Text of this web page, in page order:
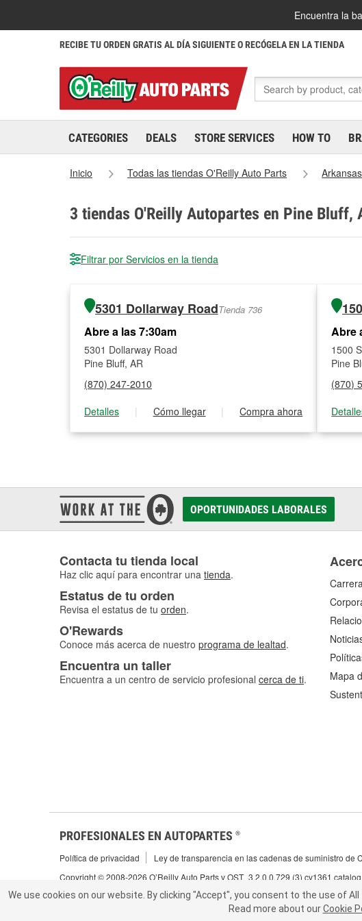
Encuentra la
RECIBE TU ORDEN GRATIS AL DÍA SIGUIENTE O RECÓGELA EN LA TIENDA
CATEGORIES DEALS STORE SERVICES HOW TO
Inicio Todas las tiendas O'Reilly Auto Parts Arkansas
3 tiendas O'Reilly Autopartes en Pine Bluff,
Filtrar por Servicios en la tienda
5301 Dollarway RoadTienda 736
Abre a las 7:30am
5301 Dollarway Road
Pine Bluff, AR
(870) 247-2010
Detalles
| Cómo llegar | Compra ahora
Abre
1500
Pine
(870)
We use cookies on our website. By clicking "Accept", you consent to the use of
about ourCookie
OPORTUNIDADES LABORALES
Contacta tu tienda local
Haz clic aquí para encontrar una tienda.
Estatus de tu orden
Revisa el estatus de tu orden.
O'Rewards
Conoce más acerca de nuestro programa de lealtad.
Encuentra un taller
Encuentra a un centro de servicio profesional cerca de ti.
Mapa
PROFESIONALES EN AUTOPARTES ®
Política de privacidad
Ley de transparencia en las cadenas de suministro de
Copyright © 2008-2026 O’Reilly Auto Parts v OST_3.2.0.0.729 (3) cv1361
We use cookies on our website. By clicking "Accept", you consent to the use of All
Read more about our Cookie